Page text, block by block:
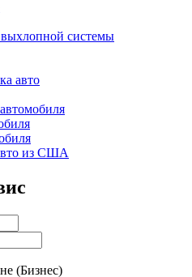
системы
авто
из США
(Бизнес)